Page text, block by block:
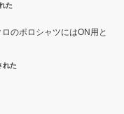
た
のポロシャツにはON用と
れた